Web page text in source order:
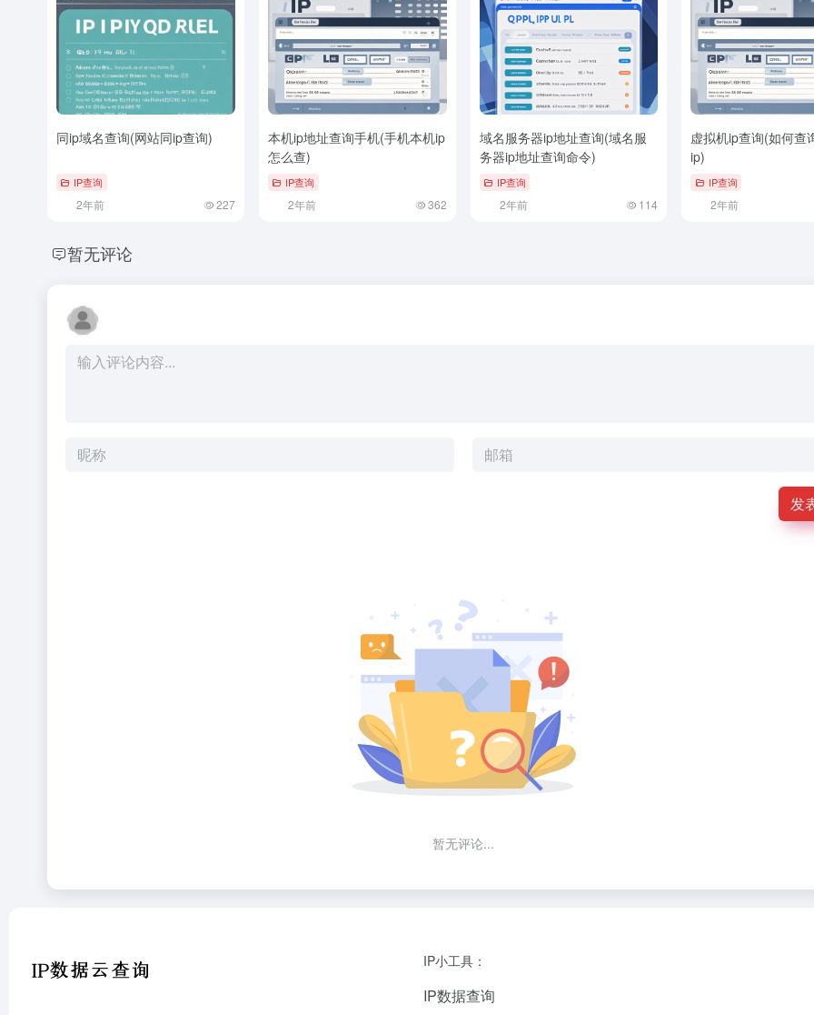
同ip域名查询(网站同ip查询)
IP查询
2年前 227
本机ip地址查询手机(手机本机ip
怎么查)
IP查询
2年前 362
域名服务器ip地址查询(域名服
务器ip地址查询命令)
IP查询
2年前 114
虚拟机ip查询(如何查
ip)
IP查询
2年前
暂无评论
发
暂无评论...
IP小工具：
IP数据查询